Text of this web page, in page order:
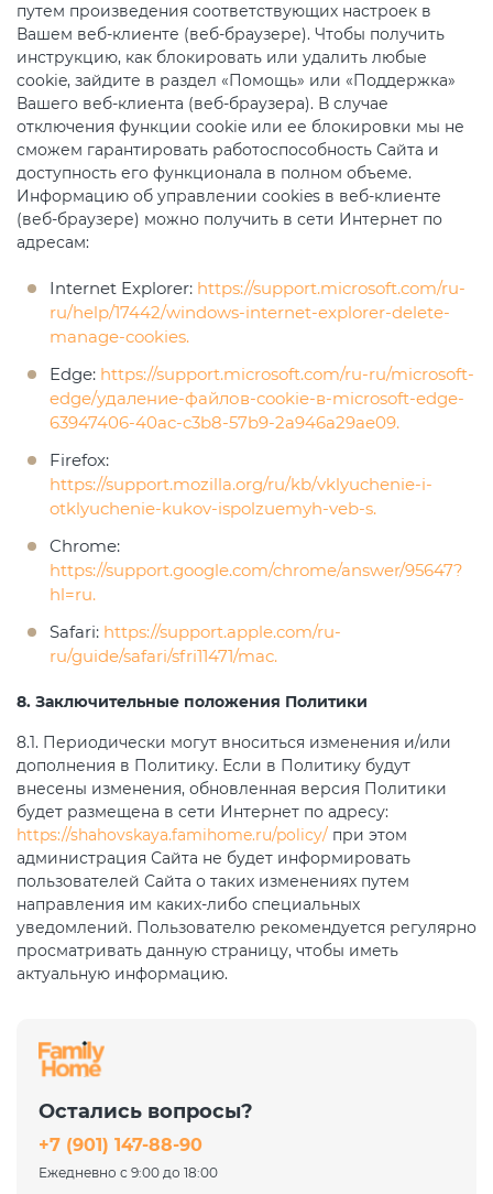
путем произведения соответствующих настроек в
Вашем веб-клиенте (веб-браузере). Чтобы получить
инструкцию, как блокировать или удалить любые
cookie, зайдите в раздел «Помощь» или «Поддержка»
Вашего веб-клиента (веб-браузера). В случае
отключения функции cookie или ее блокировки мы не
сможем гарантировать работоспособность Сайта и
доступность его функционала в полном объеме.
Информацию об управлении cookies в веб-клиенте
(веб-браузере) можно получить в сети Интернет по
адресам:
Internet Explorer: https://support.microsoft.com/ru-
ru/help/17442/windows-internet-explorer-delete-
manage-cookies.
Edge: https://support.microsoft.com/ru-ru/microsoft-
edge/удаление-файлов-cookie-в-microsoft-edge-
63947406-40ac-c3b8-57b9-2a946a29ae09.
Firefox:
https://support.mozilla.org/ru/kb/vklyuchenie-i-
otklyuchenie-kukov-ispolzuemyh-veb-s.
Chrome:
https://support.google.com/chrome/answer/95647?
hl=ru.
Safari: https://support.apple.com/ru-
ru/guide/safari/sfri11471/mac.
8. Заключительные положения Политики
8.1. Периодически могут вноситься изменения и/или
дополнения в Политику. Если в Политику будут
внесены изменения, обновленная версия Политики
будет размещена в сети Интернет по адресу:
https://shahovskaya.famihome.ru/policy/ при этом
администрация Сайта не будет информировать
пользователей Сайта о таких изменениях путем
направления им каких-либо специальных
уведомлений. Пользователю рекомендуется регулярно
просматривать данную страницу, чтобы иметь
актуальную информацию.
Остались вопросы?
+7 (901) 147-88-90
Ежедневно с 9:00 до 18:00